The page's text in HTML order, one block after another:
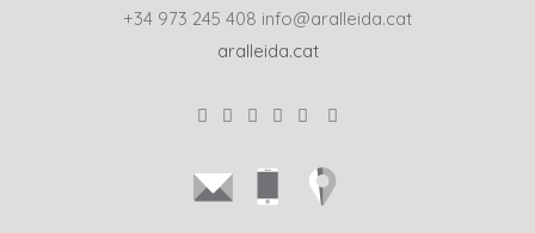
+34 973 245 408 info@aralleida.cat
aralleida.cat